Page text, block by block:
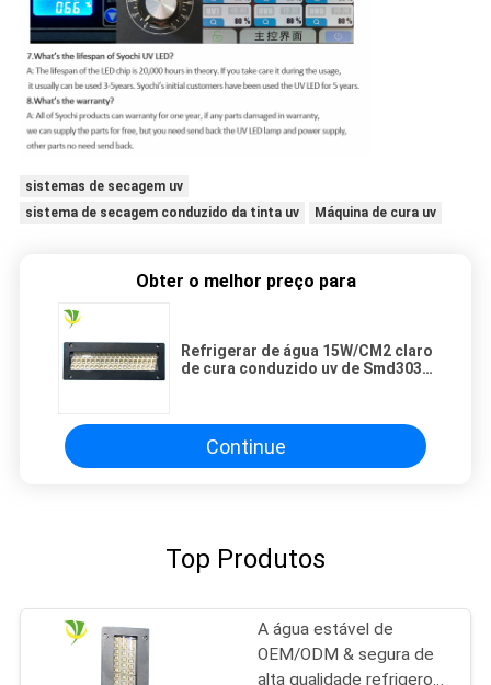
sistemas de secagem uv
sistema de secagem conduzido da tinta uv
Máquina de cura uv
Obter o melhor preço para
Refrigerar de água 15W/CM2 claro
de cura conduzido uv de Smd3030
Continue
Top Produtos
A água estável de
OEM/ODM & segura de
alta qualidade refrigerou